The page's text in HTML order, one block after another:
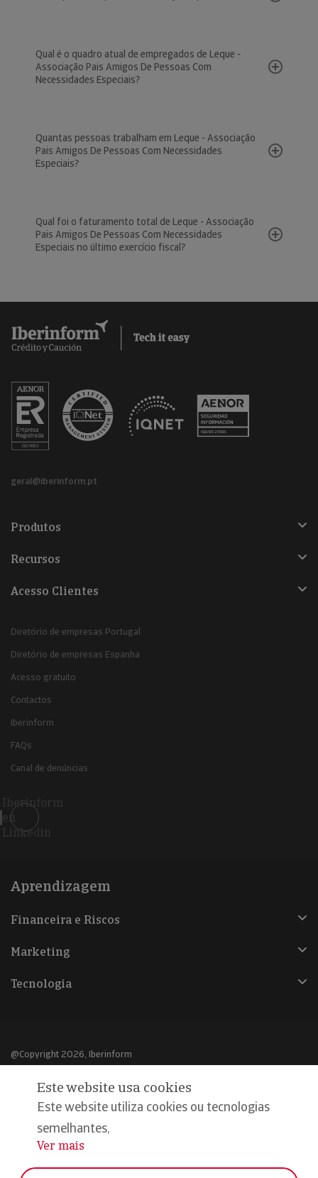
Qual é o quadro atual de empregados de Leque -
Associação Pais Amigos De Pessoas Com
Necessidades Especiais?
Quantas pessoas trabalham em Leque - Associação
Pais Amigos De Pessoas Com Necessidades
Especiais?
Qual foi o faturamento total de Leque - Associação
Pais Amigos De Pessoas Com Necessidades
Especiais no último exercício fiscal?
geral@iberinform.pt
Produtos
Recursos
Acesso Clientes
Diretório de empresas Portugal
Diretório de empresas Espanha
Acesso gratuito
Contactos
Iberinform
FAQs
Canal de denúncias
Iberinform
en
Linkedin
Aprendizagem
Financeira e Riscos
Marketing
Tecnologia
@Copyright 2026, Iberinform
Aviso legal
Política de cookies
Declaração de privacidade
Este website usa cookies
Este website utiliza cookies ou tecnologias
semelhantes,
...
Ver mais